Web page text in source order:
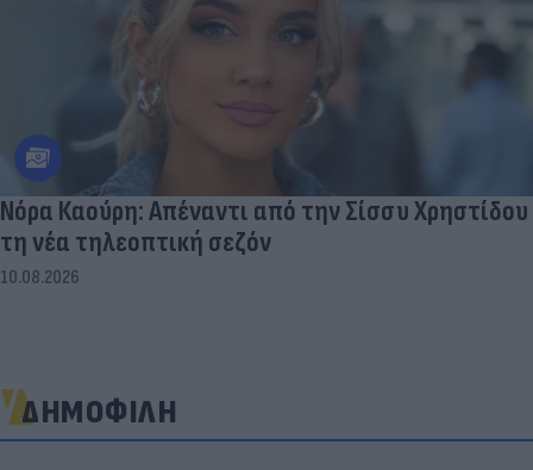
Νόρα Καούρη: Απέναντι από την Σίσσυ Χρηστίδου
τη νέα τηλεοπτική σεζόν
10.08.2026
ΔΗΜΟΦΙΛΗ